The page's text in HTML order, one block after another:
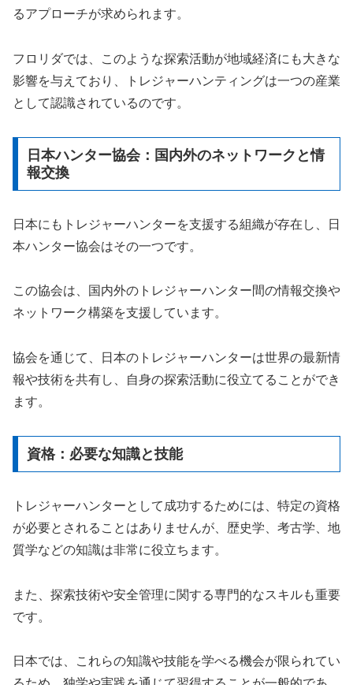
るアプローチが求められます。
フロリダでは、このような探索活動が地域経済にも大きな
影響を与えており、トレジャーハンティングは一つの産業
として認識されているのです。
日本ハンター協会：国内外のネットワークと情
報交換
日本にもトレジャーハンターを支援する組織が存在し、日
本ハンター協会はその一つです。
この協会は、国内外のトレジャーハンター間の情報交換や
ネットワーク構築を支援しています。
協会を通じて、日本のトレジャーハンターは世界の最新情
報や技術を共有し、自身の探索活動に役立てることができ
ます。
資格：必要な知識と技能
トレジャーハンターとして成功するためには、特定の資格
が必要とされることはありませんが、歴史学、考古学、地
質学などの知識は非常に役立ちます。
また、探索技術や安全管理に関する専門的なスキルも重要
です。
日本では、これらの知識や技能を学べる機会が限られてい